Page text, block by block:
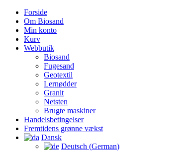
Forside
Om Biosand
Min konto
Kurv
Webbutik
Biosand
Fugesand
Geotextil
Lernødder
Granit
Netsten
Brugte maskiner
Handelsbetingelser
Fremtidens grønne vækst
Dansk
Deutsch (German)